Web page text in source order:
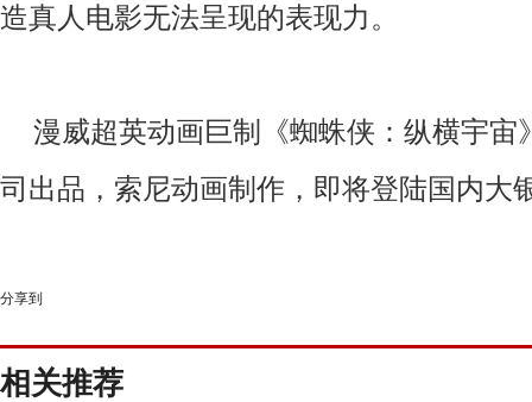
造真人电影无法呈现的表现力。
漫威超英动画巨制《蜘蛛侠：纵横宇宙
司出品，索尼动画制作，即将登陆国内大
分享到
相关推荐